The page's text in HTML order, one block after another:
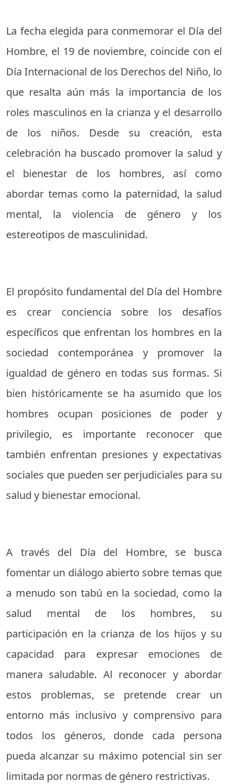
La fecha elegida para conmemorar el Día del
Hombre, el 19 de noviembre, coincide con el
Día Internacional de los Derechos del Niño, lo
que resalta aún más la importancia de los
roles masculinos en la crianza y el desarrollo
de los niños. Desde su creación, esta
celebración ha buscado promover la salud y
el bienestar de los hombres, así como
abordar temas como la paternidad, la salud
mental, la violencia de género y los
estereotipos de masculinidad.
El propósito fundamental del Día del Hombre
es crear conciencia sobre los desafíos
específicos que enfrentan los hombres en la
sociedad contemporánea y promover la
igualdad de género en todas sus formas. Si
bien históricamente se ha asumido que los
hombres ocupan posiciones de poder y
privilegio, es importante reconocer que
también enfrentan presiones y expectativas
sociales que pueden ser perjudiciales para su
salud y bienestar emocional.
A través del Día del Hombre, se busca
fomentar un diálogo abierto sobre temas que
a menudo son tabú en la sociedad, como la
salud mental de los hombres, su
participación en la crianza de los hijos y su
capacidad para expresar emociones de
manera saludable. Al reconocer y abordar
estos problemas, se pretende crear un
entorno más inclusivo y comprensivo para
todos los géneros, donde cada persona
pueda alcanzar su máximo potencial sin ser
limitada por normas de género restrictivas.